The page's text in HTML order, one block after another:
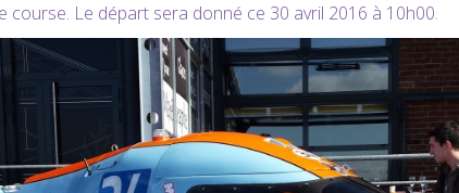
Le départ sera donné ce 30 avril 2016 à 10h00.